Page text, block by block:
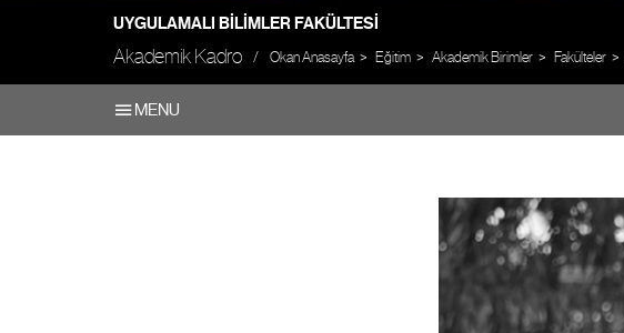
UYGULAMALI BILIMLER FAKÜLTESI
Akademik Kadro Okan Anasayfa Eğitim Akademik Birimler Fakülteler
MENU